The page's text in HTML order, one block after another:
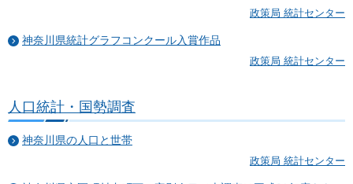
政策局 統計センター
神奈川県統計グラフコンクール入賞作品
政策局 統計センター
人口統計・国勢調査
神奈川県の人口と世帯
政策局 統計センター